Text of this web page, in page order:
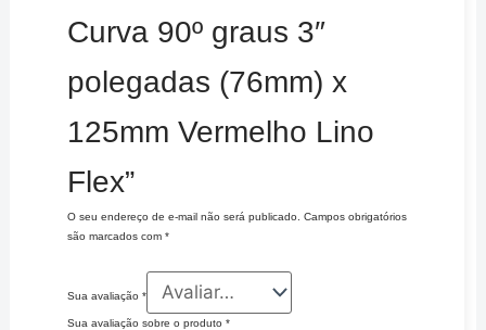
Curva 90º graus 3″
polegadas (76mm) x
125mm Vermelho Lino
Flex”
O seu endereço de e-mail não será publicado.
Campos obrigatórios
são marcados com *
Sua avaliação *
Sua avaliação sobre o produto *